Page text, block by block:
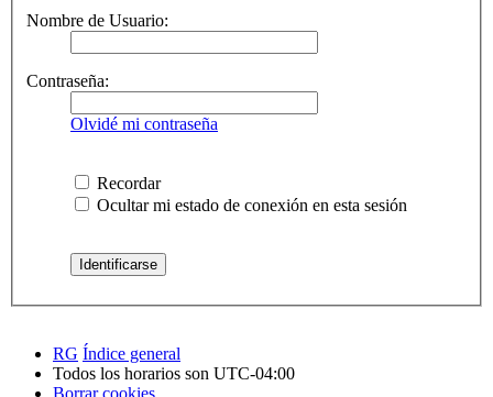
Nombre de Usuario:
Contraseña:
Olvidé mi contraseña
Recordar
Ocultar mi estado de conexión en esta sesión
RG Índice general
Todos los horarios son UTC-04:00
Borrar cookies